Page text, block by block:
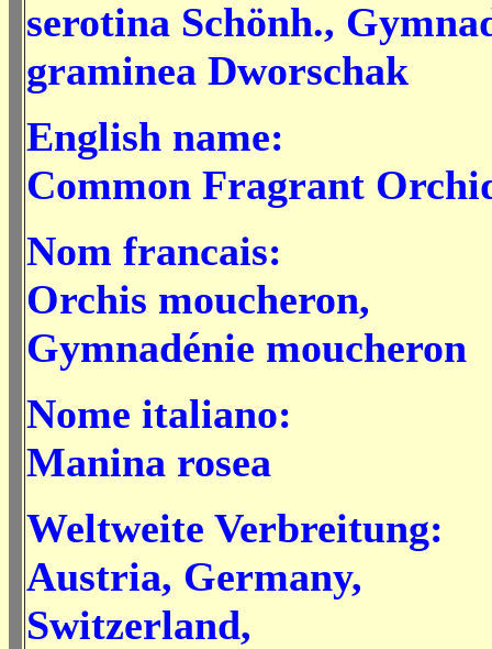
serotina Schönh.,
graminea Dworschak
English name:
Common Fragrant
Nom francais:
Orchis moucheron,
Gymnadénie moucheron
Nome italiano:
Manina rosea
Weltweite Verbreitung:
Austria, Germany,
Switzerland,